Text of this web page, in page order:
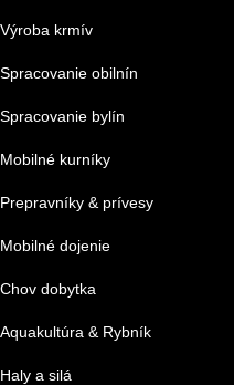
Výroba krmív
Spracovanie obilnín
Spracovanie bylín
Mobilné kurníky
Prepravníky & prívesy
Mobilné dojenie
Chov dobytka
Aquakultúra & Rybník
Haly a silá